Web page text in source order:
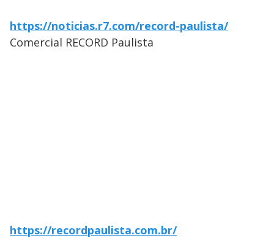
https://noticias.r7.com/record-paulista/
Comercial RECORD Paulista
https://recordpaulista.com.br/